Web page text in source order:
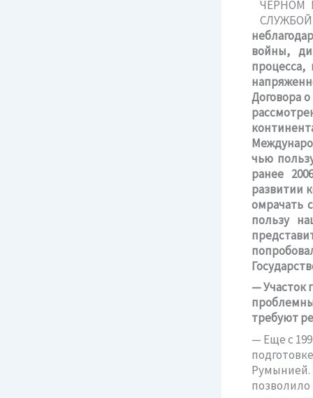
войны,
Договора
чью
ранее
развитии
омрачать
пользу
— Участок
требуют
— Еще с
Румынией.